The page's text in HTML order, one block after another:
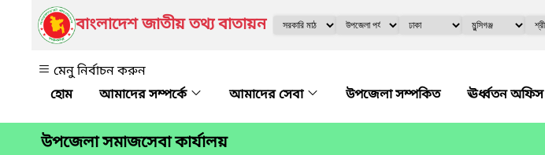
বাংলাদেশ জাতীয় তথ্য বাতায়ন
মেনু নির্বাচন করুন
আমাদের সম্পর্কে
আমাদের সেবা উপজেলা সম্পকিত ঊর্ধ্বতন অফিস
উপজেলা সমাজসেবা কার্যালয়